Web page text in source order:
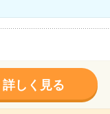
詳しく見る